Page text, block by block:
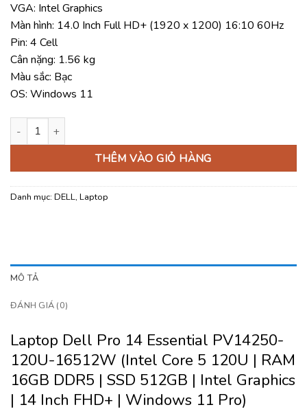
VGA: Intel Graphics
Màn hình: 14.0 Inch Full HD+ (1920 x 1200) 16:10 60Hz
Pin: 4 Cell
Cân nặng: 1.56 kg
Màu sắc: Bạc
OS: Windows 11
Laptop Dell Pro 14 Essential PV14250-120U-16512W (Core 5
THÊM VÀO GIỎ HÀNG
Danh mục: DELL, Laptop
MÔ TẢ
ĐÁNH GIÁ (0)
Laptop Dell Pro 14 Essential PV14250-
120U-16512W (Intel Core 5 120U | RAM
16GB DDR5 | SSD 512GB | Intel Graphics
| 14 Inch FHD+ | Windows 11 Pro)